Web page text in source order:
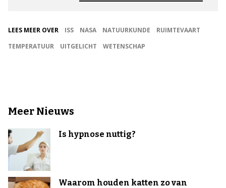
LEES MEER OVER ISS NASA NATUURKUNDE
RUIMTEVAART
TEMPERATUUR
UITGELICHT WETENSCHAP
Meer Nieuws
Is hypnose nuttig?
Waarom houden katten zo van